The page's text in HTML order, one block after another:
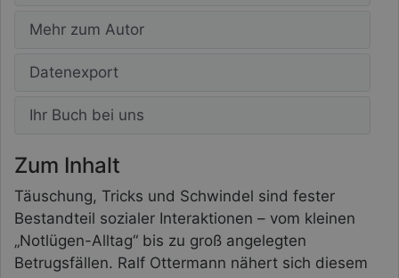
Mehr zum Autor
Datenexport
Ihr Buch bei uns
Zum Inhalt
Täuschung, Tricks und Schwindel sind fester
Bestandteil sozialer Interaktionen – vom kleinen
„Notlügen-Alltag“ bis zu groß angelegten
Betrugsfällen. Ralf Ottermann nähert sich diesem